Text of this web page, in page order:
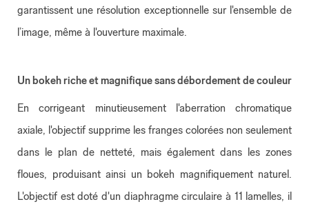
garantissent une résolution exceptionnelle sur l'ensemble de
l’image, même à l'ouverture maximale.
Un bokeh riche et magnifique sans débordement de couleur
En corrigeant minutieusement l'aberration chromatique
axiale, l'objectif supprime les franges colorées non seulement
dans le plan de netteté, mais également dans les zones
floues, produisant ainsi un bokeh magnifiquement naturel.
L'objectif est doté d'un diaphragme circulaire à 11 lamelles, il